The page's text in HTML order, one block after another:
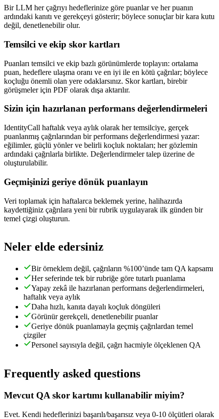
Bir LLM her çağrıyı hedeflerinize göre puanlar ve her puanın
ardındaki kanıtı ve gerekçeyi gösterir; böylece sonuçlar bir kara kutu
değil, denetlenebilir olur.
Temsilci ve ekip skor kartları
Puanları temsilci ve ekip bazlı görünümlerde toplayın: ortalama
puan, hedeflere ulaşma oranı ve en iyi ile en kötü çağrılar; böylece
koçluğu önemli olan yere odaklarsınız. Skor kartları, birebir
görüşmeler için PDF olarak dışa aktarılır.
Sizin için hazırlanan performans değerlendirmeleri
IdentityCall haftalık veya aylık olarak her temsilciye, gerçek
puanlanmış çağrılarından bir performans değerlendirmesi yazar:
eğilimler, güçlü yönler ve belirli koçluk noktaları; her gözlemin
ardındaki çağrılarla birlikte. Değerlendirmeler talep üzerine de
oluşturulabilir.
Geçmişinizi geriye dönük puanlayın
Veri toplamak için haftalarca beklemek yerine, halihazırda
kaydettiğiniz çağrılara yeni bir rubrik uygulayarak ilk günden bir
temel çizgi oluşturun.
Neler elde edersiniz
Bir örneklem değil, çağrıların %100’ünde tam QA kapsamı
Her seferinde tek bir rubriğe göre tutarlı puanlama
Yapay zekâ ile hazırlanan performans değerlendirmeleri,
haftalık veya aylık
Daha hızlı, kanıta dayalı koçluk döngüleri
Görünür gerekçeli, denetlenebilir puanlar
Geriye dönük puanlamayla geçmiş çağrılardan temel
çizgiler
Personel sayısıyla değil, çağrı hacmiyle ölçeklenen QA
Frequently asked questions
Mevcut QA skor kartımı kullanabilir miyim?
Evet. Kendi hedeflerinizi başarılı/başarısız veya 0-10 ölçütleri olarak